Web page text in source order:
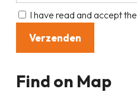
I have read and accept the
Find on Map